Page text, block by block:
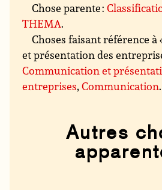
Chose parente :
THEMA.
Choses faisant référence
et présentation des
Communication et
entreprises,Communication.
Autres